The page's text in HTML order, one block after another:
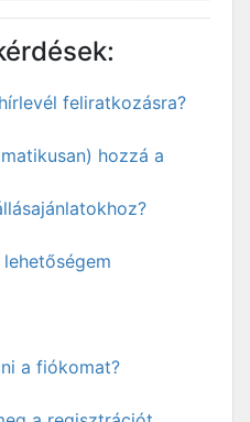
feliratkozásra?
hozzá a
a fiókomat?